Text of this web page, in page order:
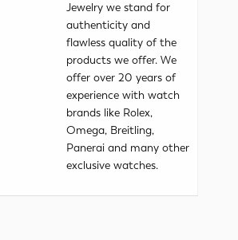
Jewelry we stand for
authenticity and
flawless quality of the
products we offer. We
offer over 20 years of
experience with watch
brands like Rolex,
Omega, Breitling,
Panerai and many other
exclusive watches.